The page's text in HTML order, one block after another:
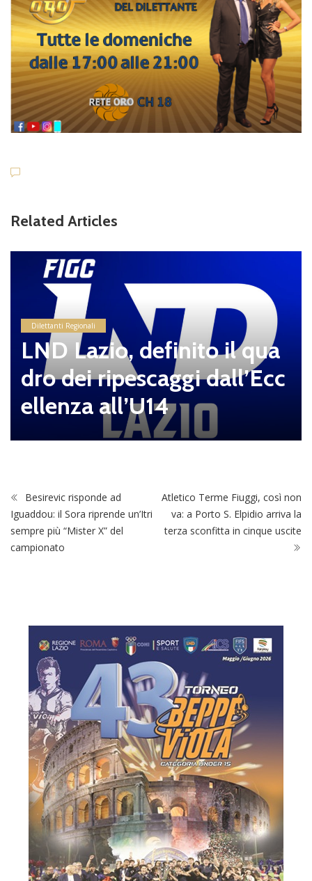
Related Articles
Dilettanti Regionali
LND Lazio, definito il qua
dro dei ripescaggi dall’Ecc
ellenza all’U14
Besirevic risponde ad
Iguaddou: il Sora riprende un’Itri
sempre più “Mister X” del
campionato
Atletico Terme Fiuggi, così non
va: a Porto S. Elpidio arriva la
terza sconfitta in cinque uscite